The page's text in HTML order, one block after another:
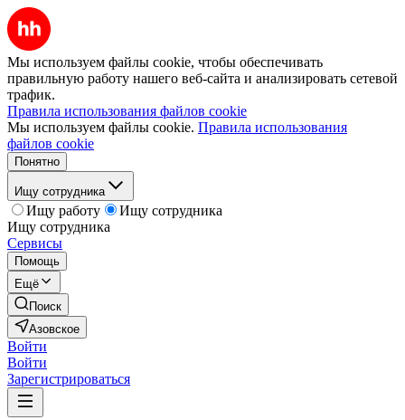
Мы используем файлы cookie, чтобы обеспечивать
правильную работу нашего веб-сайта и анализировать сетевой
трафик.
Правила использования файлов cookie
Мы используем файлы cookie. Правила использования
файлов cookie
Понятно
Ищу сотрудника
Ищу работу
Ищу сотрудника
Ищу сотрудника
Сервисы
Помощь
Ещё
Поиск
Азовское
Войти
Войти
Зарегистрироваться